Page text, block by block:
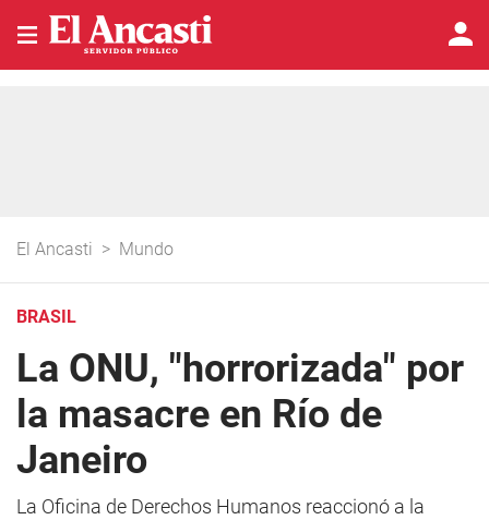
El Ancasti > Mundo
BRASIL
La ONU, "horrorizada" por
la masacre en Río de
Janeiro
La Oficina de Derechos Humanos reaccionó a la